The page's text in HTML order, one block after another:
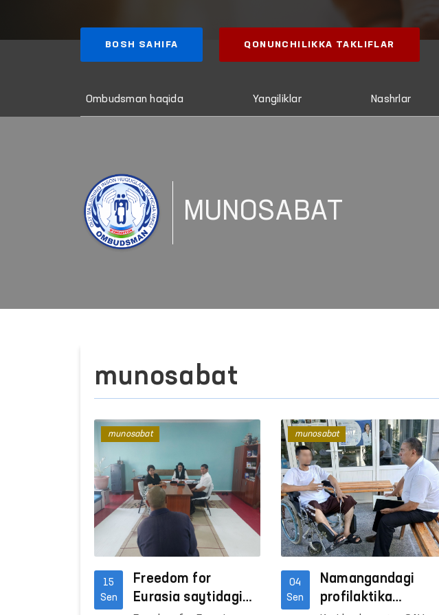
BOSH SAHIFA QONUNCHILIKKA TAKLIFLAR
Ombudsman haqida Yangiliklar Nashrlar
MUNOSABAT
munosabat
15
Sen
Freedom for
Eurasia saytidagi
munosabat
04
Sen
Namangandagi
profilaktika
munosabat